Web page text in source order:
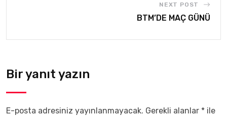
NEXT POST
BTM’DE MAÇ GÜNÜ
Bir yanıt yazın
E-posta adresiniz yayınlanmayacak. Gerekli alanlar * ile